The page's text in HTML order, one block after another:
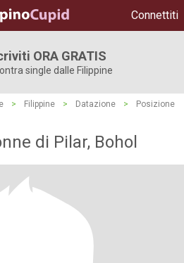
Connettiti
ORA GRATIS
single dalle Filippine
> Filippine > Datazione >
Posizione
di Pilar, Bohol